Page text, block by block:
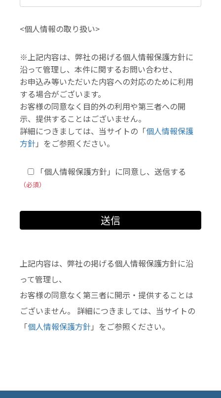
<個人情報の取り扱い>
※上記内容は、弊社の掲げる個人情報保護方針に
沿って管理し、本件に関するお問い合わせ、
お申込み等いただいた内容への対応のために利用
する場合がございます。
お客様の同意なく目的外の利用や第三者への開
示、提供することはございません。
詳細につきましては、当サイトの「個人情報保護
方針」をご参照ください。
「個人情報保護方針」に同意し、送信する
（必須）
上記内容は、弊社の掲げる個人情報保護方針に沿
って管理し、
お客様の同意なく第三者に開示・提供することは
ございません。 詳細につきましては、当サイトの
「個人情報保護方針」をご参照ください。